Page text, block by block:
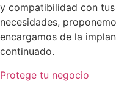
y compatibilidad con
necesidades,
encargamos de la
continuado.
Protege tu negocio